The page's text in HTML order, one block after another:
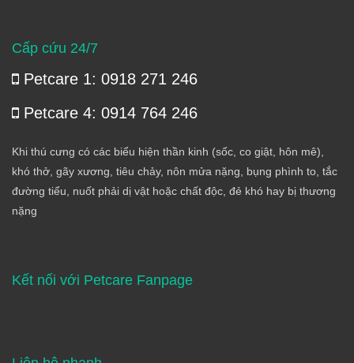
Cấp cứu 24/7
Petcare 1: 0918 271 246
Petcare 4: 0914 764 246
Khi thú cưng có các biểu hiện thần kinh (sốc, co giật, hôn mê),
khó thở, gãy xương, tiêu chảy, nôn mửa nặng, bụng phình to, tắc
đường tiểu, nuốt phải dị vật hoặc chất độc, đẻ khó hay bị thương
nặng
Kết nối với Petcare Fanpage